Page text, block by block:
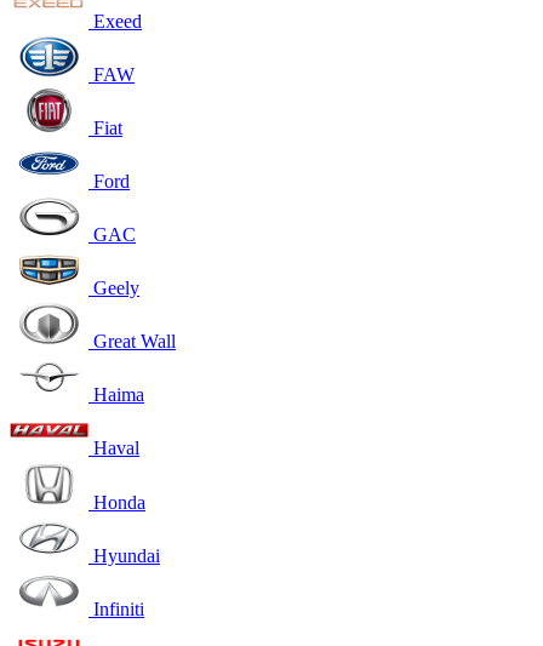
Exeed
FAW
Fiat
Ford
GAC
Geely
Great Wall
Haima
Haval
Honda
Hyundai
Infiniti